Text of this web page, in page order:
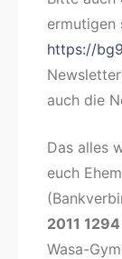
ermutigen
https://
auch die
Das alles
euch
2011
Wasa-